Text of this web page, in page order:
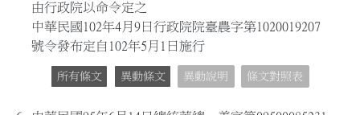
由行政院以命令定之
中華民國102年4月9日行政院院臺農字第1020019207
號令發布定自102年5月1日施行
所有條文 異動條文 異動說明 條文對照表